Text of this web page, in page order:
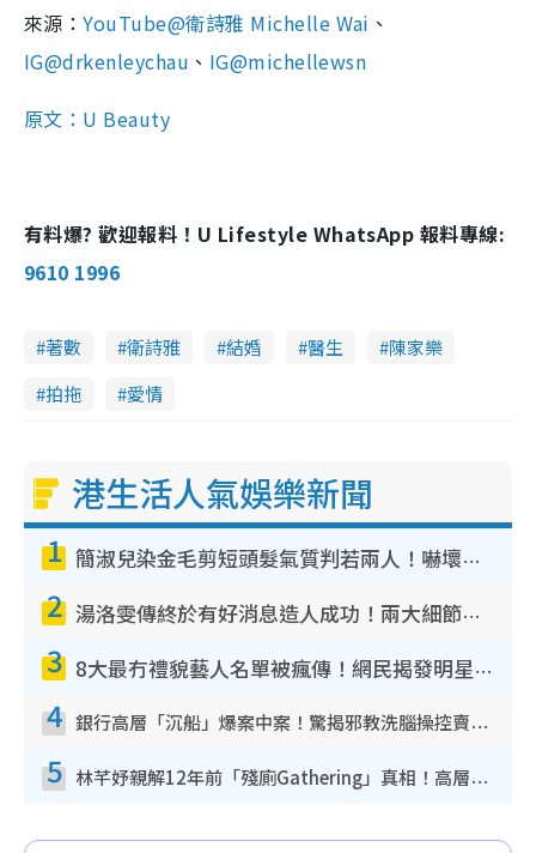
來源：YouTube@衛詩雅 Michelle Wai 、
IG@drkenleychau 、 IG@michellewsn
原文：U Beauty
有料爆? 歡迎報料！U Lifestyle WhatsApp 報料專線:
9610 1996
著數 衛詩雅 結婚 醫生
陳家樂
拍拖
愛情
港生活人氣娛樂新聞
1 簡淑兒染金毛剪短頭髮氣質判若兩人！嚇壞老公麥大力都認唔出：「你做咩事？」
2 湯洛雯傳終於有好消息造人成功！兩大細節曝孕味極濃惹猜測：大肚婆先會咁！
3 8大最冇禮貌藝人名單被瘋傳！網民揭發明星真面目 一致數臭呢位係無品天花板？
4 銀行高層「沉船」爆案中案！驚揭邪教洗腦操控賣淫被吞600萬 幕後黑手講多錯多
5 林芊妤親解12年前「殘廁Gathering」真相！高層解約一句話重創尊嚴至今拒返TVB